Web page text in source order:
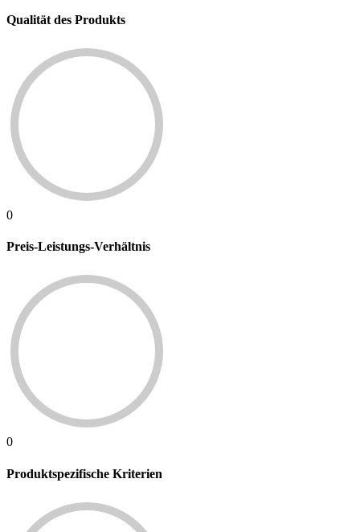
Qualität des Produkts
0
Preis-Leistungs-Verhältnis
0
Produktspezifische Kriterien